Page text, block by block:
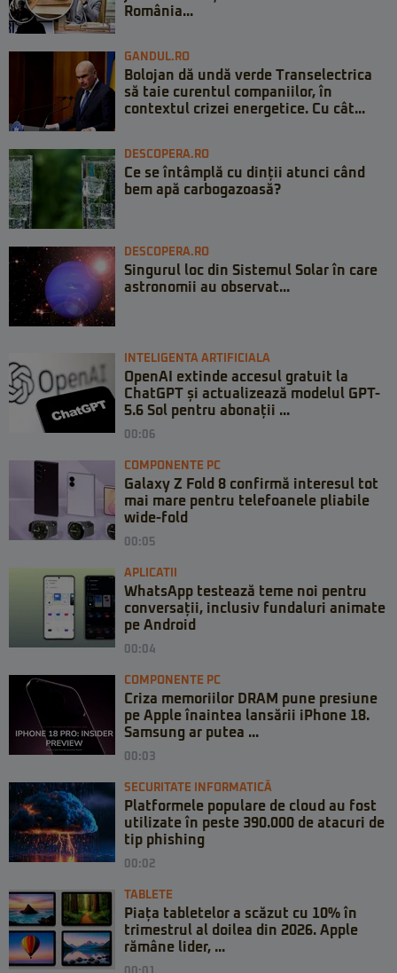
România...
GANDUL.RO
Bolojan dă undă verde Transelectrica
să taie curentul companiilor, în
contextul crizei energetice. Cu cât...
DESCOPERA.RO
Ce se întâmplă cu dinții atunci când
bem apă carbogazoasă?
DESCOPERA.RO
Singurul loc din Sistemul Solar în care
astronomii au observat...
INTELIGENTA ARTIFICIALA
OpenAI extinde accesul gratuit la
ChatGPT și actualizează modelul GPT-
5.6 Sol pentru abonații ...
00:06
COMPONENTE PC
Galaxy Z Fold 8 confirmă interesul tot
mai mare pentru telefoanele pliabile
wide-fold
00:05
APLICATII
WhatsApp testează teme noi pentru
conversații, inclusiv fundaluri animate
pe Android
00:04
COMPONENTE PC
Criza memoriilor DRAM pune presiune
pe Apple înaintea lansării iPhone 18.
Samsung ar putea ...
00:03
SECURITATE INFORMATICĂ
Platformele populare de cloud au fost
utilizate în peste 390.000 de atacuri de
tip phishing
00:02
TABLETE
Piața tabletelor a scăzut cu 10% în
trimestrul al doilea din 2026. Apple
rămâne lider, ...